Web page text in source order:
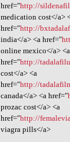
href="http://
medication cost</a>
href="http://
india</a> <a href="
online mexico</a> <a
href="http://
cost</a> <a
href="http://
canada</a> <a href="
prozac cost</a> <a
href="http://
viagra pills</a>